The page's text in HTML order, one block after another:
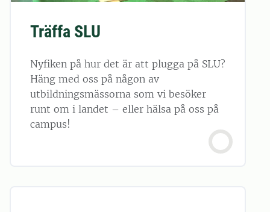
Träffa SLU
Nyfiken på hur det är att plugga på SLU?
Häng med oss på någon av
utbildningsmässorna som vi besöker
runt om i landet – eller hälsa på oss på
campus!